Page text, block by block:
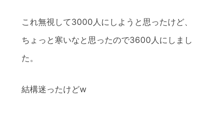
これ無視して3000人にしようと思ったけど、
ちょっと寒いなと思ったので3600人にしまし
た。
結構迷ったけどw